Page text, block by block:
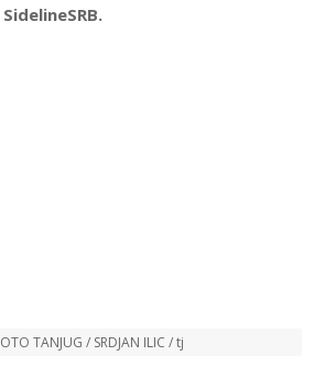
TANJUG / SRDJAN ILIC / tj